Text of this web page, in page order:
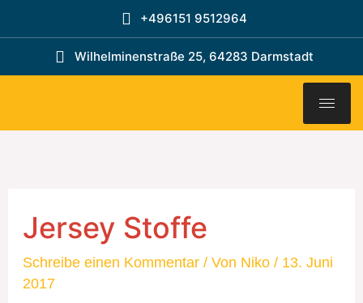
Inhalt
+496151 9512964
Wilhelminenstraße 25, 64283 Darmstadt
Jersey Stoffe
Schreibe einen Kommentar / Von Niko / 13. Juni
2017